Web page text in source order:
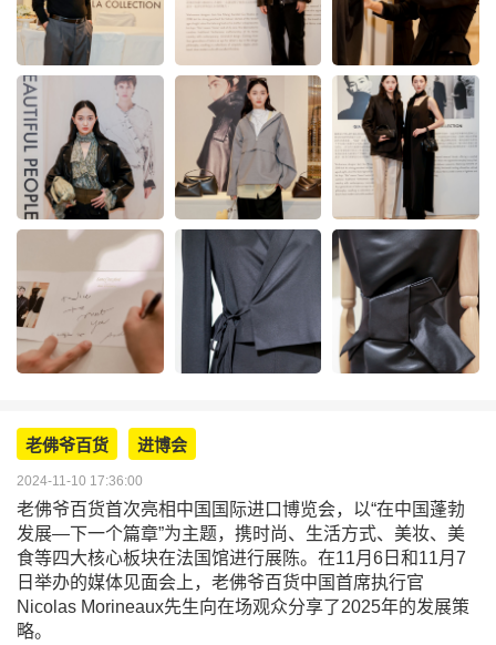
老佛爷百货 进博会
2024-11-10 17:36:00
老佛爷百货首次亮相中国国际进口博览会，以“在中国蓬勃
发展—下一个篇章”为主题，携时尚、生活方式、美妆、美
食等四大核心板块在法国馆进行展陈。在11月6日和11月7
日举办的媒体见面会上，老佛爷百货中国首席执行官
Nicolas Morineaux先生向在场观众分享了2025年的发展策
略。